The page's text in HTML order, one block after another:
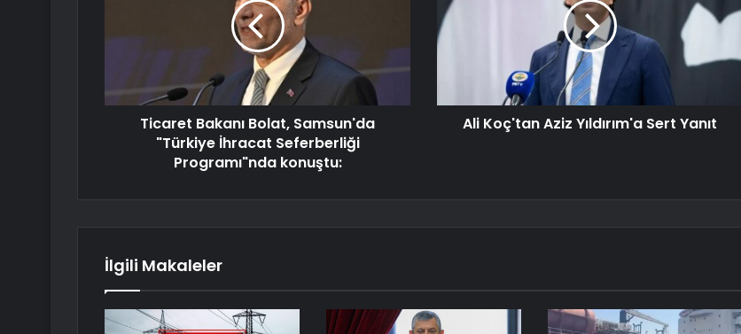
Ticaret Bakanı Bolat, Samsun'da
"Türkiye İhracat Seferberliği
Programı"nda konuştu:
Ali Koç'tan Aziz Yıldırım'a Sert Yanıt
İlgili Makaleler